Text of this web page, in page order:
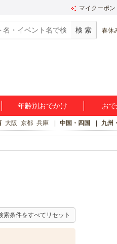
マイクーポン
春休
年齢別おでかけ お
大阪 京都 兵庫 中国・四国 九州
索条件をすべてリセット